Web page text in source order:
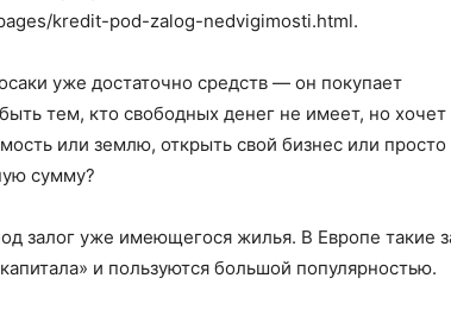
kredit-pod-zalog-nedvigimosti.html.
уже достаточно средств — он покупает
тем, кто свободных денег не имеет, но хочет
или землю, открыть свой бизнес или просто
сумму?
залог уже имеющегося жилья. В Европе такие
и пользуются большой популярностью.